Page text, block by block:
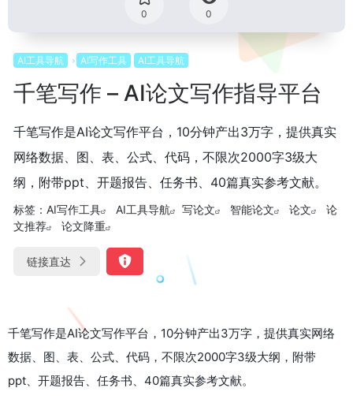
0 0
AI工具导航 AI写作工具 AI工具导航
千笔写作 – AI论文写作指导平台
千笔写作是AI论文写作平台，10分钟产出3万字，提供真实
网络数据、图、表、公式、代码，不限次2000字3级大
纲，附带ppt、开题报告、任务书、40篇真实参考文献。
标签： AI写作工具 AI工具导航 写论文 智能论文 论文
论
文推荐
论文降重
链接直达
千笔写作是AI论文写作平台，10分钟产出3万字，提供真实网络
数据、图、表、公式、代码，不限次2000字3级大纲，附带
ppt、开题报告、任务书、40篇真实参考文献。